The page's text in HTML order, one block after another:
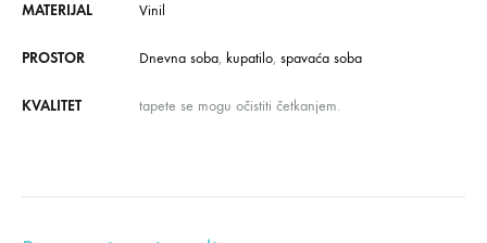
MATERIJAL Vinil
PROSTOR Dnevna soba, kupatilo, spavaća soba
KVALITET tapete se mogu očistiti četkanjem.